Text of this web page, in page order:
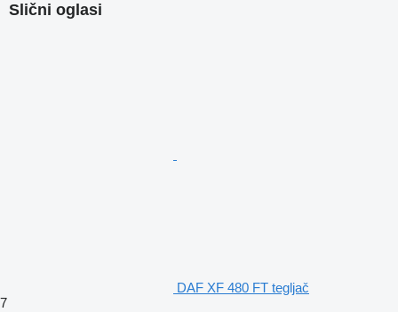
Slični oglasi
DAF XF 480 FT tegljač
7